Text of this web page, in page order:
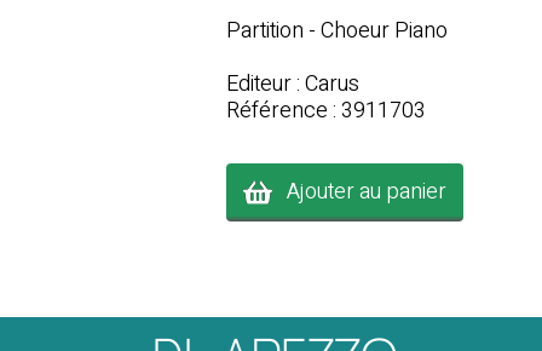
Partition - Choeur Piano
Editeur : Carus
Référence : 3911703
Ajouter au panier